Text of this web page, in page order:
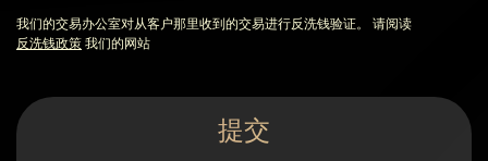
反馈
规则
我们的交易办公室对从客户那里收到的交易进行反洗钱验证。 请阅读
反洗钱政策 我们的网站
提交